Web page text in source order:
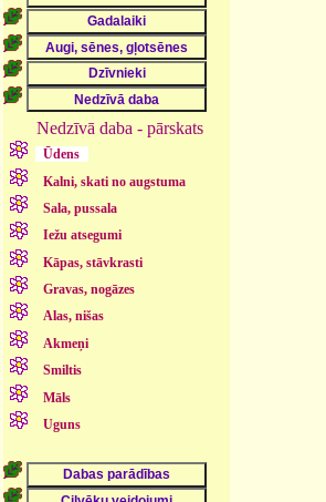
Nedzīvā daba - pārskats
Ūdens
Kalni, skati no augstuma
Sala, pussala
Iežu atsegumi
Kāpas, stāvkrasti
Gravas, nogāzes
Alas, nišas
Akmeņi
Smiltis
Māls
Uguns